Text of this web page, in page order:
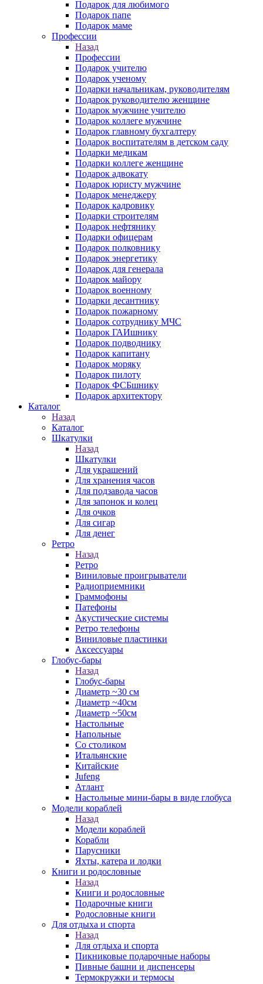
Подарок для любимого
Подарок папе
Подарок маме
Профессии
Назад
Профессии
Подарок учителю
Подарок ученому
Подарки начальникам, руководителям
Подарок руководителю женщине
Подарок мужчине учителю
Подарок коллеге мужчине
Подарок главному бухгалтеру
Подарок воспитателям в детском саду
Подарки медикам
Подарки коллеге женщине
Подарок адвокату
Подарок юристу мужчине
Подарок менеджеру
Подарок кадровику
Подарки строителям
Подарок нефтянику
Подарки офицерам
Подарок полковнику
Подарок энергетику
Подарок для генерала
Подарок майору
Подарок военному
Подарки десантнику
Подарок пожарному
Подарок сотруднику МЧС
Подарок ГАИшнику
Подарок подводнику
Подарок капитану
Подарок моряку
Подарок пилоту
Подарок ФСБшнику
Подарок архитектору
Каталог
Назад
Каталог
Шкатулки
Назад
Шкатулки
Для украшений
Для хранения часов
Для подзавода часов
Для запонок и колец
Для очков
Для сигар
Для денег
Ретро
Назад
Ретро
Виниловые проигрыватели
Радиоприемники
Граммофоны
Патефоны
Акустические системы
Ретро телефоны
Виниловые пластинки
Аксессуары
Глобус-бары
Назад
Глобус-бары
Диаметр ~30 см
Диаметр ~40см
Диаметр ~50см
Настольные
Напольные
Со столиком
Итальянские
Китайские
Jufeng
Атлант
Настольные мини-бары в виде глобуса
Модели кораблей
Назад
Модели кораблей
Корабли
Парусники
Яхты, катера и лодки
Книги и родословные
Назад
Книги и родословные
Подарочные книги
Родословные книги
Для отдыха и спорта
Назад
Для отдыха и спорта
Пикниковые подарочные наборы
Пивные башни и диспенсеры
Термокружки и термосы